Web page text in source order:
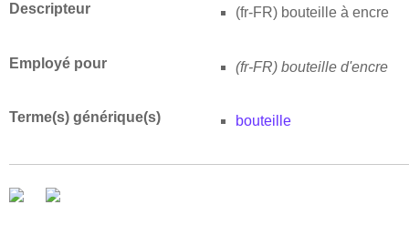
Descripteur (fr-FR) bouteille à encre
Employé pour (fr-FR) bouteille d'encre
Terme(s) générique(s) bouteille